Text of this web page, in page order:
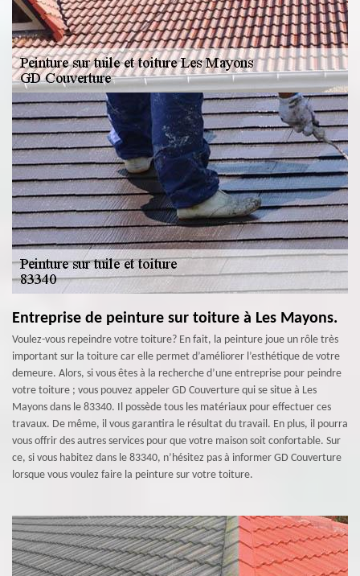
Entreprise de peinture sur toiture à Les Mayons.
Voulez-vous repeindre votre toiture? En fait, la peinture joue un rôle très
important sur la toiture car elle permet d’améliorer l’esthétique de votre
demeure. Alors, si vous êtes à la recherche d’une entreprise pour peindre
votre toiture ; vous pouvez appeler GD Couverture qui se situe à Les
Mayons dans le 83340. Il possède tous les matériaux pour effectuer ces
travaux. De même, il vous garantira le résultat du travail. En plus, il pourra
vous offrir des autres services pour que votre maison soit confortable. Sur
ce, si vous habitez dans le 83340, n’hésitez pas à informer GD Couverture
lorsque vous voulez faire la peinture sur votre toiture.